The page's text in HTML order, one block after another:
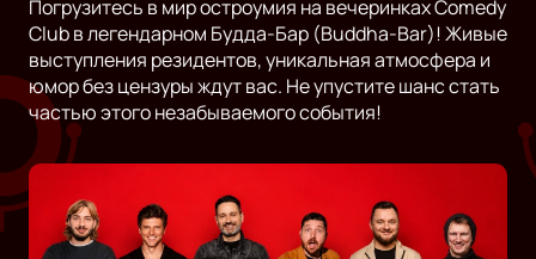
Погрузитесь в мир остроумия на вечеринках Comedy
Club в легендарном Будда-Бар (Buddha-Bar)! Живые
выступления резидентов, уникальная атмосфера и
юмор без цензуры ждут вас. Не упустите шанс стать
частью этого незабываемого события!